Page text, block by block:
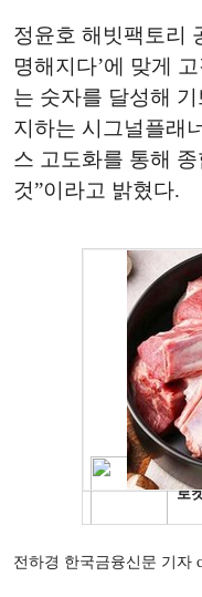
정윤호 해빗팩토리
명해지다’에 맞게
는 숫자를 달성해
지하는 시그널플래
스 고도화를 통해
것”이라고 밝혔다.
전하경 한국금융신문 기자